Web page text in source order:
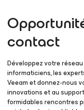
contact
Développez votre
informaticiens, les
Veeam et donnez-nous
innovations et au
formidables rencontres